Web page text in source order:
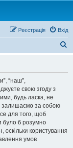
Вхід
Реєстрація
“наш”,
свою згоду з
будь ласка, не
залишаємо за собою
для того, щоб
було б розумно
оскільки користування
умов